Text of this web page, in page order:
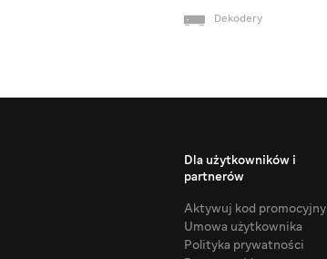
Dekodery
Dla użytkowników i
partnerów
Aktywuj kod promocyjny
Umowa użytkownika
Polityka prywatności